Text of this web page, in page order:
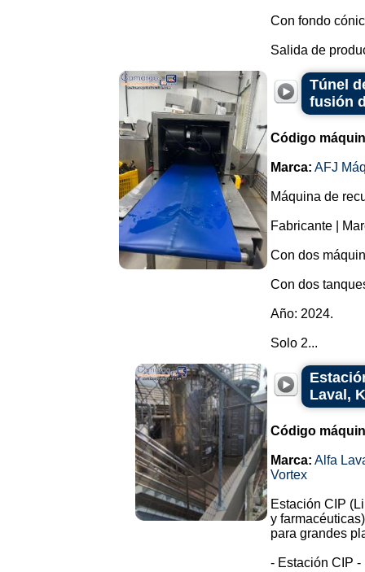
Con fondo
Salida de
Túnel
fusión
Código
Marca: AFJ
Máquina de
Fabricante |
Con dos
Con dos
Año: 2024.
Solo 2...
Laval,
Código
Marca: Alfa
Vortex
Estación CIP
y
para grandes
- Estación CIP -